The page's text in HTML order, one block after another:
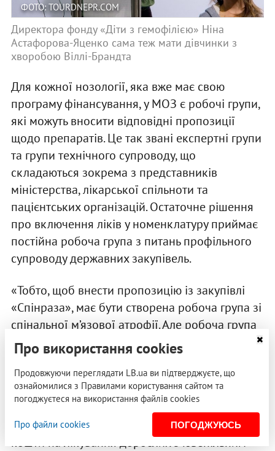
ФОТО: TOURDNEPR.COM
Директора фонду «Діти з гемофілією» Ніна
Астафорова-Яценко сама теж мати дівчинки з
хворобою Віллі-Брандта
Для кожної нозології, яка вже має свою
програму фінансування, у МОЗ є робочі групи,
які можуть вносити відповідні пропозиції
щодо препаратів. Це так звані експертні групи
та групи технічного супроводу, що
складаються зокрема з представників
міністерства, лікарської спільноти та
пацієнтських організацій. Остаточне рішення
про включення ліків у номенклатуру приймає
постійна робоча група з питань профільного
супроводу державних закупівель.
«Тобто, щоб внести пропозицію із закупівлі
«Спінраза», має бути створена робоча група зі
спінальної м’язової атрофії. Але робоча група
створюється, якщо є програма із
затвердженим фінансуванням. Таке ось
замкнене коло», ― каже Ніна Астафорова-
Яценко.
У 2019 році, до речі, держава вперше виділить
кошти на лікування дорослих з ювенільним
Про використання cookies
Продовжуючи переглядати LB.ua ви підтверджуєте, що
ознайомилися з Правилами користування сайтом та
погоджуєтеся на використання файлів cookies
Про файли cookies ПОГОДЖУЮСЬ